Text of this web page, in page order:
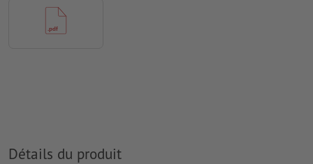
papiers couchés, FOGRA52 (PSO Uncoated v3 FOGRA52) pour
les papiers non couchés
Détails du produit